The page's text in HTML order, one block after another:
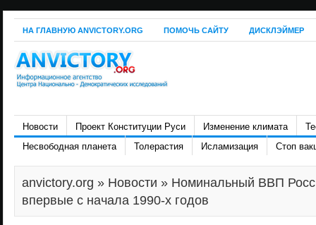
НА ГЛАВНУЮ ANVICTORY.ORG ПОМОЧЬ САЙТУ ДИСКЛЭЙМЕР
Новости Проект Конституции Руси Изменение климата
Несвободная планета
Толерастия Исламизация Стоп
anvictory.org » Новости » Номинальный ВВП
впервые с начала 1990-х годов